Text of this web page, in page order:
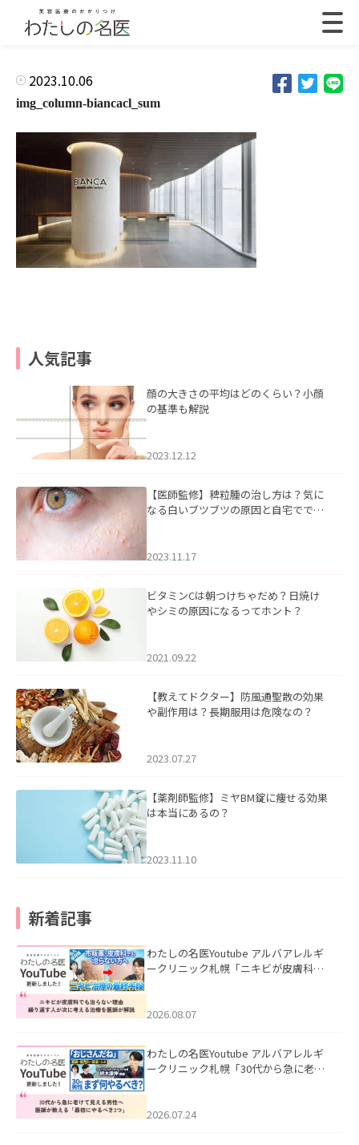
2023.10.06
img_column-biancacl_sum
人気記事
顔の大きさの平均はどのくらい？小顔
の基準も解説
2023.12.12
【医師監修】稗粒腫の治し方は？気に
なる白いブツブツの原因と自宅ででき
2023.11.17
ビタミンCは朝つけちゃだめ？日焼け
やシミの原因になるってホント？
2021.09.22
【教えてドクター】防風通聖散の効果
や副作用は？長期服用は危険なの？
2023.07.27
【薬剤師監修】ミヤBM錠に痩せる効果
は本当にあるの？
2023.11.10
新着記事
わたしの名医Youtube アルバアレルギ
ークリニック札幌「ニキビが皮膚科で
ました。
2026.08.07
わたしの名医Youtube アルバアレルギ
ークリニック札幌「30代から急に老け
た。
2026.07.24